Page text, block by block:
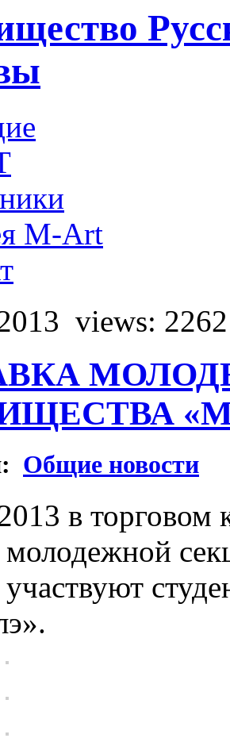
M-Art
views: 2262
Общие новости
в торговом
молодежной
участвуют